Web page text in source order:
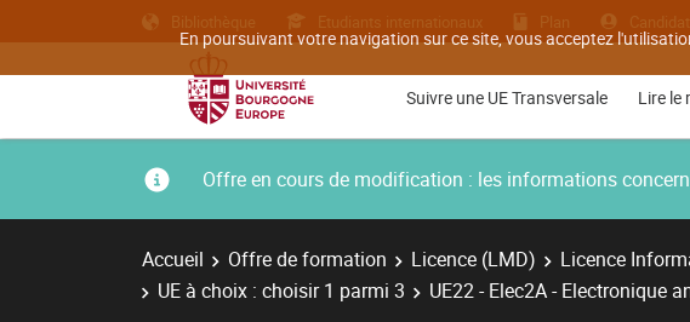
En poursuivant votre navigation sur ce site, vous acceptez
Bibliothèque Etudiants internationaux Plan
Suivre une UE Transversale Lire le
Offre en cours de modification : les informations
Accueil Offre de formation Licence (LMD) Licence
UE à choix : choisir 1 parmi 3
UE22 - Elec2A - Electronique